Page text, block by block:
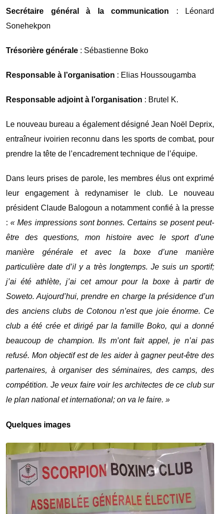
Secrétaire général à la communication : Léonard
Sonehekpon
Trésorière générale : Sébastienne Boko
Responsable à l’organisation : Elias Houssougamba
Responsable adjoint à l’organisation : Brutel K.
Le nouveau bureau a également désigné Jean Noël Deprix,
entraîneur ivoirien reconnu dans les sports de combat, pour
prendre la tête de l’encadrement technique de l’équipe.
Dans leurs prises de parole, les membres élus ont exprimé
leur engagement à redynamiser le club. Le nouveau
président Claude Balogoun a notamment confié à la presse
:« Mes impressions sont bonnes. Certains se posent peut-
être des questions, mon histoire avec le sport d’une
manière générale et avec la boxe d’une manière
particulière date d’il y a très longtemps. Je suis un sportif;
j’ai été athlète, j’ai cet amour pour la boxe à partir de
Soweto. Aujourd’hui, prendre en charge la présidence d’un
des anciens clubs de Cotonou n’est que joie énorme. Ce
club a été crée et dirigé par la famille Boko, qui a donné
beaucoup de champion. Ils m’ont fait appel, je n’ai pas
refusé. Mon objectif est de les aider à gagner peut-être des
partenaires, à organiser des séminaires, des camps, des
compétition. Je veux faire voir les architectes de ce club sur
le plan national et international; on va le faire. »
Quelques images